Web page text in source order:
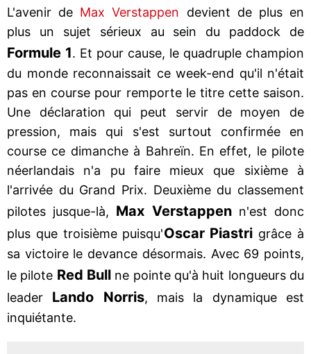
L'avenir de Max Verstappen devient de plus en
plus un sujet sérieux au sein du paddock de
Formule 1. Et pour cause, le quadruple champion
du monde reconnaissait ce week-end qu'il n'était
pas en course pour remporte le titre cette saison.
Une déclaration qui peut servir de moyen de
pression, mais qui s'est surtout confirmée en
course ce dimanche à Bahreïn. En effet, le pilote
néerlandais n'a pu faire mieux que sixième à
l'arrivée du Grand Prix. Deuxième du classement
pilotes jusque-là, Max Verstappenn'est donc
plus que troisième puisqu'Oscar Piastri grâce à
sa victoire le devance désormais. Avec 69 points,
le pilote Red Bull ne pointe qu'à huit longueurs du
leader Lando Norris, mais la dynamique est
inquiétante.